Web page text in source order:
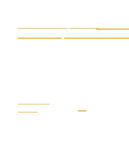
CLASSE 3D; SECONDO